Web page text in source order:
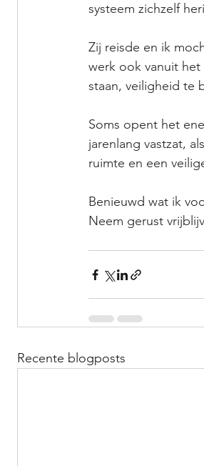
systeem zichzelf
Zij reisde en ik
werk ook vanuit
staan, veiligheid te
Soms opent het
jarenlang vastzat,
ruimte en een
Benieuwd wat ik
Neem gerust
Recente blogposts